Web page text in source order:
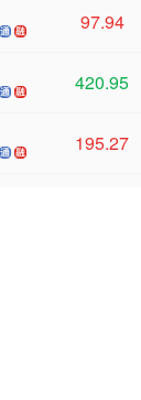
97.94
420.95
195.27